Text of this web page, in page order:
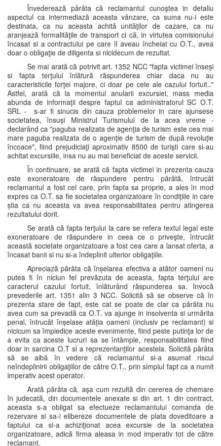
Învederează pârâta că reclamantul cunoştea in detaliu
aspectul ca intermediază aceasta vânzare, ca suma nu-i este
destinata, ca nu aceasta achită unităţilor de cazare, ca nu
aranjează formalităţile de transport ci că, in virtutea comisionului
încasat si a contractului pe care îl aveau încheiat cu O.T., avea
doar o obligaţie de diligenta si nicidecum de rezultat.
Se mai arată că potrivit art. 1352 NCC "fapta victimei înseși
si fapta terţului înlătură răspunderea chiar daca nu au
caracteristicile forţei majore, ci doar pe cele ale cazului fortuit.."
Astfel, arată că la momentul anularii excursiei, mass media
abunda de informaţii despre faptul ca administratorul SC O.T.
SRL - s-ar fi sinucis din cauza problemelor in care ajunsese
societatea, însuși Ministrul Turismului de la acea vreme -
declarând ca "paguba realizata de agenţia de turism este cea mai
mare paguba realizata de o agenţie de turism de după revoluţie
încoace", fiind prejudiciaţi aproximativ 8500 de turişti care si-au
achitat excursiile, insa nu au mai beneficiat de aceste servicii.
În continuare, se arată că fapta victimei in prezenta cauza
este exoneratoare de răspundere pentru pârâtă, întrucât
reclamantul a fost cel care, prin fapta sa proprie, a ales în mod
expres ca O.T. sa fie societatea organizatoare în condiţiile in care
știa ca nu aceasta va avea responsabilitatea pentru atingerea
rezultatului dorit.
Se arată că fapta terţului la care se refera textul legal este
exoneratoare de răspundere in ceea ce o priveşte, întrucât
această societate organizatoare a fost cea care a lansat oferta, a
încasat banii si nu si-a îndeplinit ulterior obligaţiile.
Apreciază pârâta că înșelarea efectiva a atâtor oameni nu
putea fi în niciun fel prevăzuta de aceasta, fapta terţului are
caracterul cazului fortuit, înlăturând răspunderea sa. Invocă
prevederile art. 1351 alin 3 NCC. Solicită să se observe că în
prezenta stare de fapt, este cat se poate de clar ca pârâta nu
avea cum sa prevadă ca O.T. va ajunge in insolventa si urmărita
penal, întrucât înșelase atâția oameni (inclusiv pe reclamant) si
nicicum sa împiedice aceste evenimente, fiind peste putinţa lor de
a evita ca aceste lucruri sa se întâmple, responsabilitatea fiind
doar in sarcina O.T si a reprezentanţilor acesteia. Solicită pârâta
să se aibă în vedere că reclamantul si-a asumat riscul
neîndeplinirii obligaţiilor de către O.T., prin simplul fapt ca a numit
imperativ acest operator.
Arată pârâta că, aşa cum rezultă din cererea de chemare
în judecată, din documentele anexate si din art. 1 din contract,
aceasta s-a obligat sa efectueze reclamantului comanda de
rezervare si sa-i elibereze documentele de plata doveditoare a
faptului ca si-a achiziţionat acea excursie de la societatea
organizatoare, adică firma aleasa in mod imperativ tot de către
reclamant.